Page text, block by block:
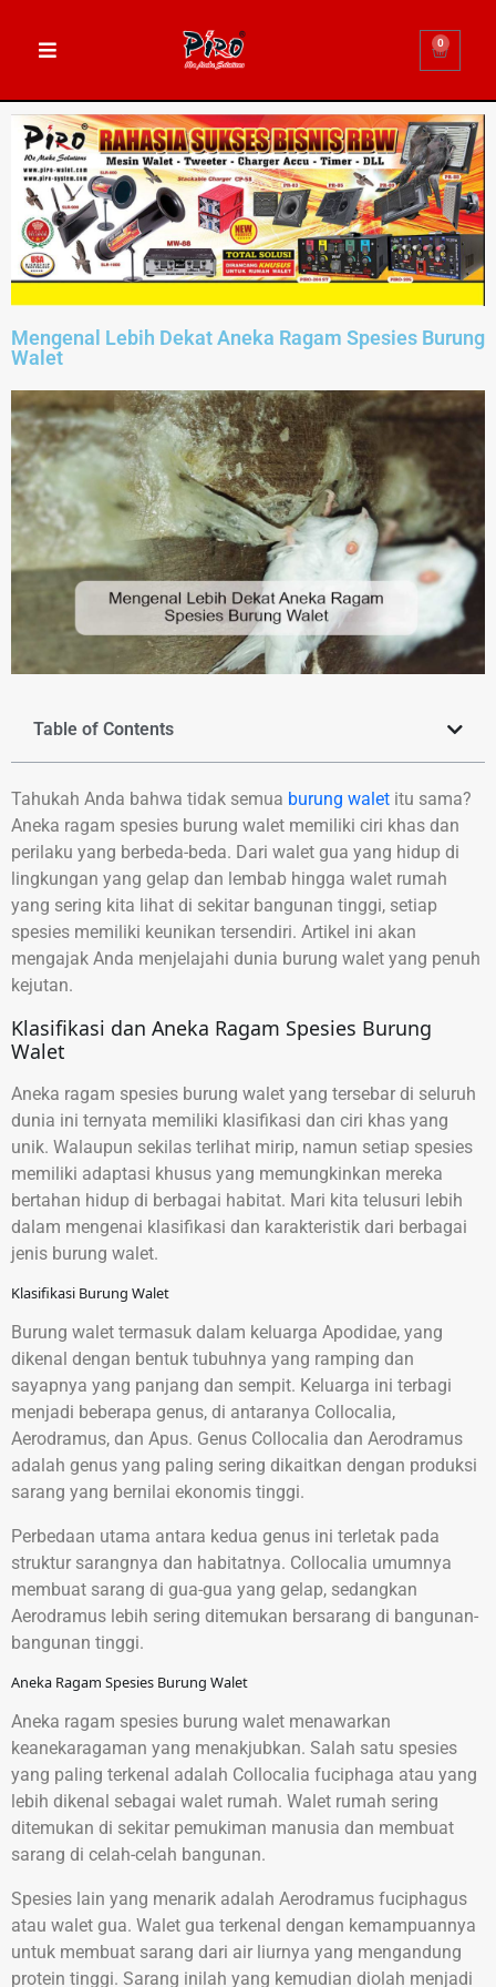
0
Mengenal Lebih Dekat Aneka Ragam Spesies Burung
Walet
Table of Contents
Tahukah Anda bahwa tidak semua burung walet itu sama?
Aneka ragam spesies burung walet memiliki ciri khas dan
perilaku yang berbeda-beda. Dari walet gua yang hidup di
lingkungan yang gelap dan lembab hingga walet rumah
yang sering kita lihat di sekitar bangunan tinggi, setiap
spesies memiliki keunikan tersendiri. Artikel ini akan
mengajak Anda menjelajahi dunia burung walet yang penuh
kejutan.
Klasifikasi dan Aneka Ragam Spesies Burung
Walet
Aneka ragam spesies burung walet yang tersebar di seluruh
dunia ini ternyata memiliki klasifikasi dan ciri khas yang
unik. Walaupun sekilas terlihat mirip, namun setiap spesies
memiliki adaptasi khusus yang memungkinkan mereka
bertahan hidup di berbagai habitat. Mari kita telusuri lebih
dalam mengenai klasifikasi dan karakteristik dari berbagai
jenis burung walet.
Klasifikasi Burung Walet
Burung walet termasuk dalam keluarga Apodidae, yang
dikenal dengan bentuk tubuhnya yang ramping dan
sayapnya yang panjang dan sempit. Keluarga ini terbagi
menjadi beberapa genus, di antaranya Collocalia,
Aerodramus, dan Apus. Genus Collocalia dan Aerodramus
adalah genus yang paling sering dikaitkan dengan produksi
sarang yang bernilai ekonomis tinggi.
Perbedaan utama antara kedua genus ini terletak pada
struktur sarangnya dan habitatnya. Collocalia umumnya
membuat sarang di gua-gua yang gelap, sedangkan
Aerodramus lebih sering ditemukan bersarang di bangunan-
bangunan tinggi.
Aneka Ragam Spesies Burung Walet
Aneka ragam spesies burung walet menawarkan
keanekaragaman yang menakjubkan. Salah satu spesies
yang paling terkenal adalah Collocalia fuciphaga atau yang
lebih dikenal sebagai walet rumah. Walet rumah sering
ditemukan di sekitar pemukiman manusia dan membuat
sarang di celah-celah bangunan.
Spesies lain yang menarik adalah Aerodramus fuciphagus
atau walet gua. Walet gua terkenal dengan kemampuannya
untuk membuat sarang dari air liurnya yang mengandung
protein tinggi. Sarang inilah yang kemudian diolah menjadi